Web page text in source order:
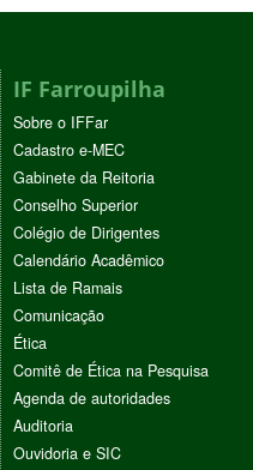
IF Farroupilha
Sobre o IFFar
Cadastro e-MEC
Gabinete da Reitoria
Conselho Superior
Colégio de Dirigentes
Calendário Acadêmico
Lista de Ramais
Comunicação
Ética
Comitê de Ética na Pesquisa
Agenda de autoridades
Auditoria
Ouvidoria e SIC